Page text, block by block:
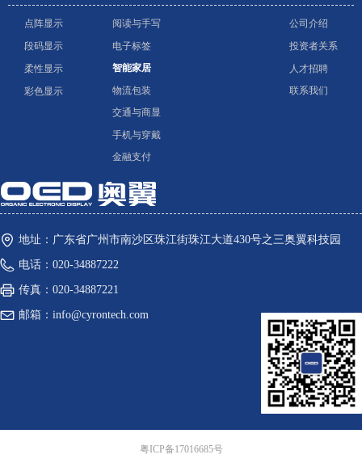
公司介绍
投资者关系
人才招聘
联系我们
点阵显示
段码显示
柔性显示
彩色显示
阅读与手写
电子标签
智能家居
物流包装
交通与商显
手机与穿戴
金融支付
地址： 广东省广州市南沙区珠江街珠江大道430号之三奥翼科技园
电话： 020-34887222
传真： 020-34887221
邮箱： info@cyrontech.com
粤ICP备17016685号